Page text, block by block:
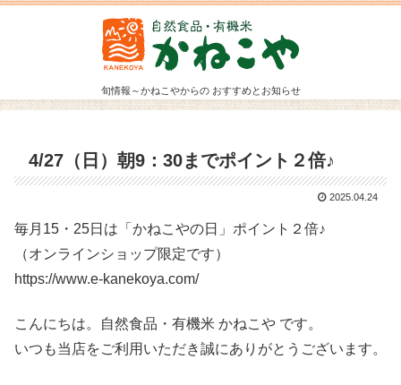
旬情報～かねこやからの おすすめとお知らせ
4/27（日）朝9：30までポイント２倍♪
2025.04.24
毎月15・25日は「かねこやの日」ポイント２倍♪
（オンラインショップ限定です）
https://www.e-kanekoya.com/
こんにちは。自然食品・有機米 かねこや です。
いつも当店をご利用いただき誠にありがとうございます。